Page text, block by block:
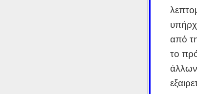
από
το